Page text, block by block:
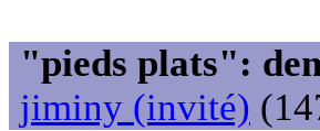
"pieds plats":
jiminy (invité)